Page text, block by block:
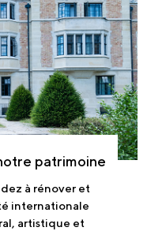
patrimoine
à rénover et
internationale
artistique et